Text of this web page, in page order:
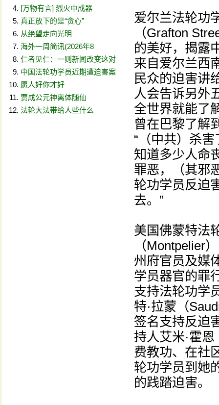
[万物有言] 烈火中成器
真正放下的是“贪心”
从绝望走向光明
海外一周简讯(2026年8
仁者见仁：一则新闻改变这对
中国法轮功学员近期遭迫害案
愿人好你才好
贾成公元神离体随仙
法轮大法带给人些什么
爱尔兰法轮功
（Grafton
的美好，揭露
来自爱尔兰西
民众的迫害讲
人会告诉另外
全世界就能了
曾在巴黎了解
“（中共）杀
知道多少人命
罪恶，（其邪
轮功学员反迫
去。”
美国佛蒙特法
（Montpelier
州府官员及媒
学员器官的罪
支持法轮功学
特·拉蒙（
签名支持反迫
持人艾米·霍
费教功、在社
轮功学员到她
的践踏迫害。